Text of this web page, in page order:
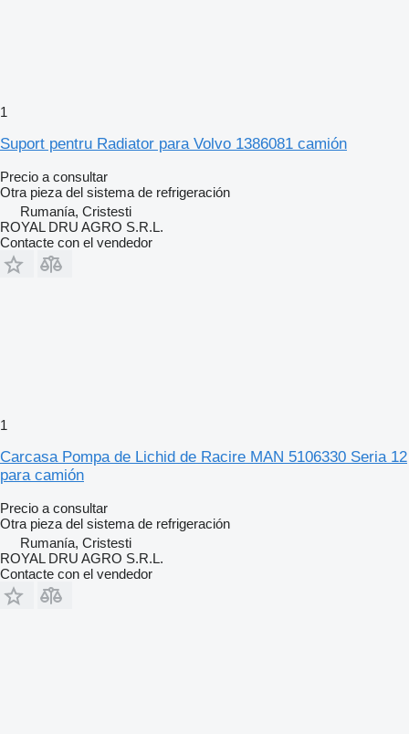
1
Suport pentru Radiator para Volvo 1386081 camión
Precio a consultar
Otra pieza del sistema de refrigeración
Rumanía, Cristesti
ROYAL DRU AGRO S.R.L.
Contacte con el vendedor
1
Carcasa Pompa de Lichid de Racire MAN 5106330 Seria 12
para camión
Precio a consultar
Otra pieza del sistema de refrigeración
Rumanía, Cristesti
ROYAL DRU AGRO S.R.L.
Contacte con el vendedor